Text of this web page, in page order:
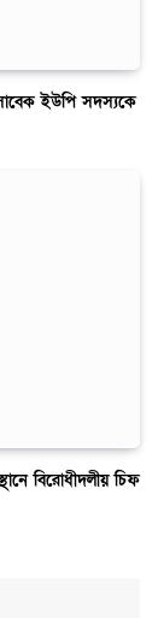
সাবেক ইউপি সদস্যকে
বিরোধীদলীয় চিফ